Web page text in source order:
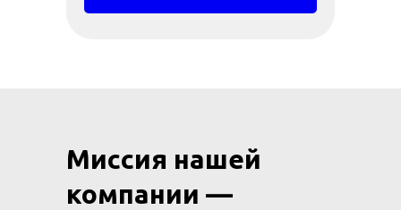
Миссия нашей
компании —